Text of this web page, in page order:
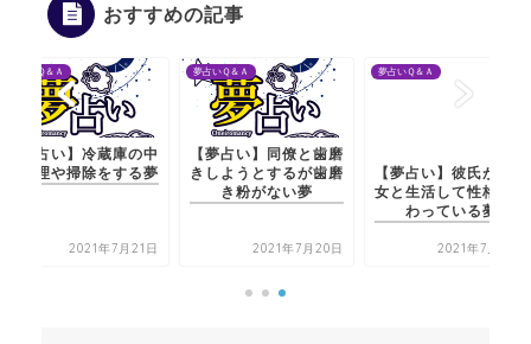
おすすめの記事
夢占いＱ＆Ａ
【夢占い】冷蔵庫の中
の整理や掃除をする夢
2021年7月21日
夢占いＱ＆Ａ
【夢占い】同僚と歯磨
きしようとするが歯磨
き粉がない夢
2021年7月20日
夢占いＱ＆Ａ
女と生活して性格が変
わっている夢
2021年7月20日